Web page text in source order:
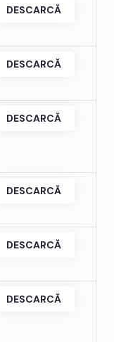
DESCARCĂ
DESCARCĂ
DESCARCĂ
DESCARCĂ
DESCARCĂ
DESCARCĂ